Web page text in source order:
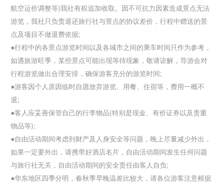
航空运价调整等)我社有权追加收取。因不可抗力因素造成景点无法
游览，我社只负责退还旅行社与景点的协议差价，行程中赠送的景
点及项目不做退费依据;
●行程中的各景点游览时间以及各城市之间的乘车时间只作为参考，
如遇旅游旺季，某些景点可能出现等待现象，敬请谅解，导游会对
行程游览做出合理安排，确保游客充分的游览时间;
●游客因个人原因临时自愿放弃游览、用餐、住宿等，费用一概不
退;
●客人应妥善保管自己的行李物品(特别是现金、有价证券以及贵重
物品等);
●自由活动期间考虑到财产及人身安全等问题，晚上尽量减少外出，
如果一定要外出，请携带好酒店名片，自由活动期间发生任何问题
与旅行社无关，自由活动期间的安全责任由客人自负;
●华东地区四季分明，春秋季早晚温差比较大，请各位游客注意根据